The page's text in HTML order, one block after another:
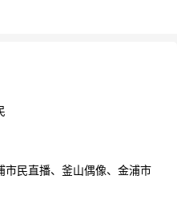
市民直播、釜山偶像、金浦市